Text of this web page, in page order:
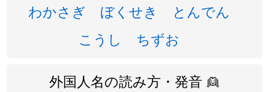
わかさぎ
ぼくせき
とんでん
こうし
ちずお
外国人名の読み方・発音 👱